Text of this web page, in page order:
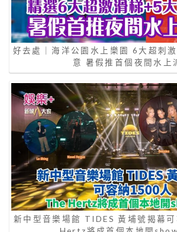
好去處｜海洋公園水上樂園 6大超刺
意 暑假推首個夜間水上
新中型音樂場館 TIDES 黃埔號揭幕